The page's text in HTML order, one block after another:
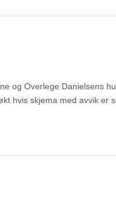
og Overlege Danielsens
hvis skjema med avvik er